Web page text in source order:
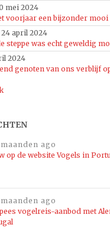
mei 2024
voorjaar een bijzonder mooi
24 april 2024
steppe was echt geweldig
2024
genoten van ons verblijf
ago
op de website Vogels in
ago
vogelreis-aanbod met